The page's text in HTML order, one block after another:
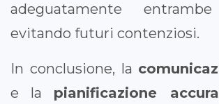
adeguatamente
evitando futuri contenziosi.
In conclusione, la
e la pianificazione